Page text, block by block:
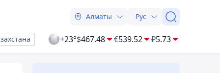
Алматы Рус
+23°$467.48 €539.52 ₽5.73